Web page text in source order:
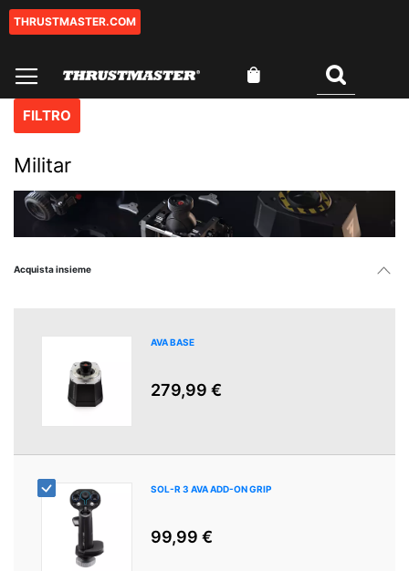
Salta
THRUSTMASTER.COM
Militar
Acquista insieme
AVA BASE
279,99 €
SOL-R 3 AVA ADD-ON GRIP
99,99 €
FILTRO